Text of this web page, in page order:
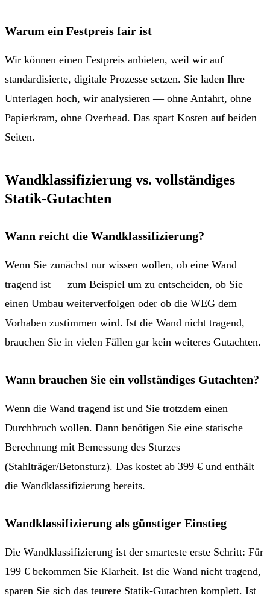
Warum ein Festpreis fair ist
Wir können einen Festpreis anbieten, weil wir auf
standardisierte, digitale Prozesse setzen. Sie laden Ihre
Unterlagen hoch, wir analysieren — ohne Anfahrt, ohne
Papierkram, ohne Overhead. Das spart Kosten auf beiden
Seiten.
Wandklassifizierung vs. vollständiges
Statik-Gutachten
Wann reicht die Wandklassifizierung?
Wenn Sie zunächst nur wissen wollen, ob eine Wand
tragend ist — zum Beispiel um zu entscheiden, ob Sie
einen Umbau weiterverfolgen oder ob die WEG dem
Vorhaben zustimmen wird. Ist die Wand nicht tragend,
brauchen Sie in vielen Fällen gar kein weiteres Gutachten.
Wann brauchen Sie ein vollständiges Gutachten?
Wenn die Wand tragend ist und Sie trotzdem einen
Durchbruch wollen. Dann benötigen Sie eine statische
Berechnung mit Bemessung des Sturzes
(Stahlträger/Betonsturz). Das kostet ab 399 € und enthält
die Wandklassifizierung bereits.
Wandklassifizierung als günstiger Einstieg
Die Wandklassifizierung ist der smarteste erste Schritt: Für
199 € bekommen Sie Klarheit. Ist die Wand nicht tragend,
sparen Sie sich das teurere Statik-Gutachten komplett. Ist